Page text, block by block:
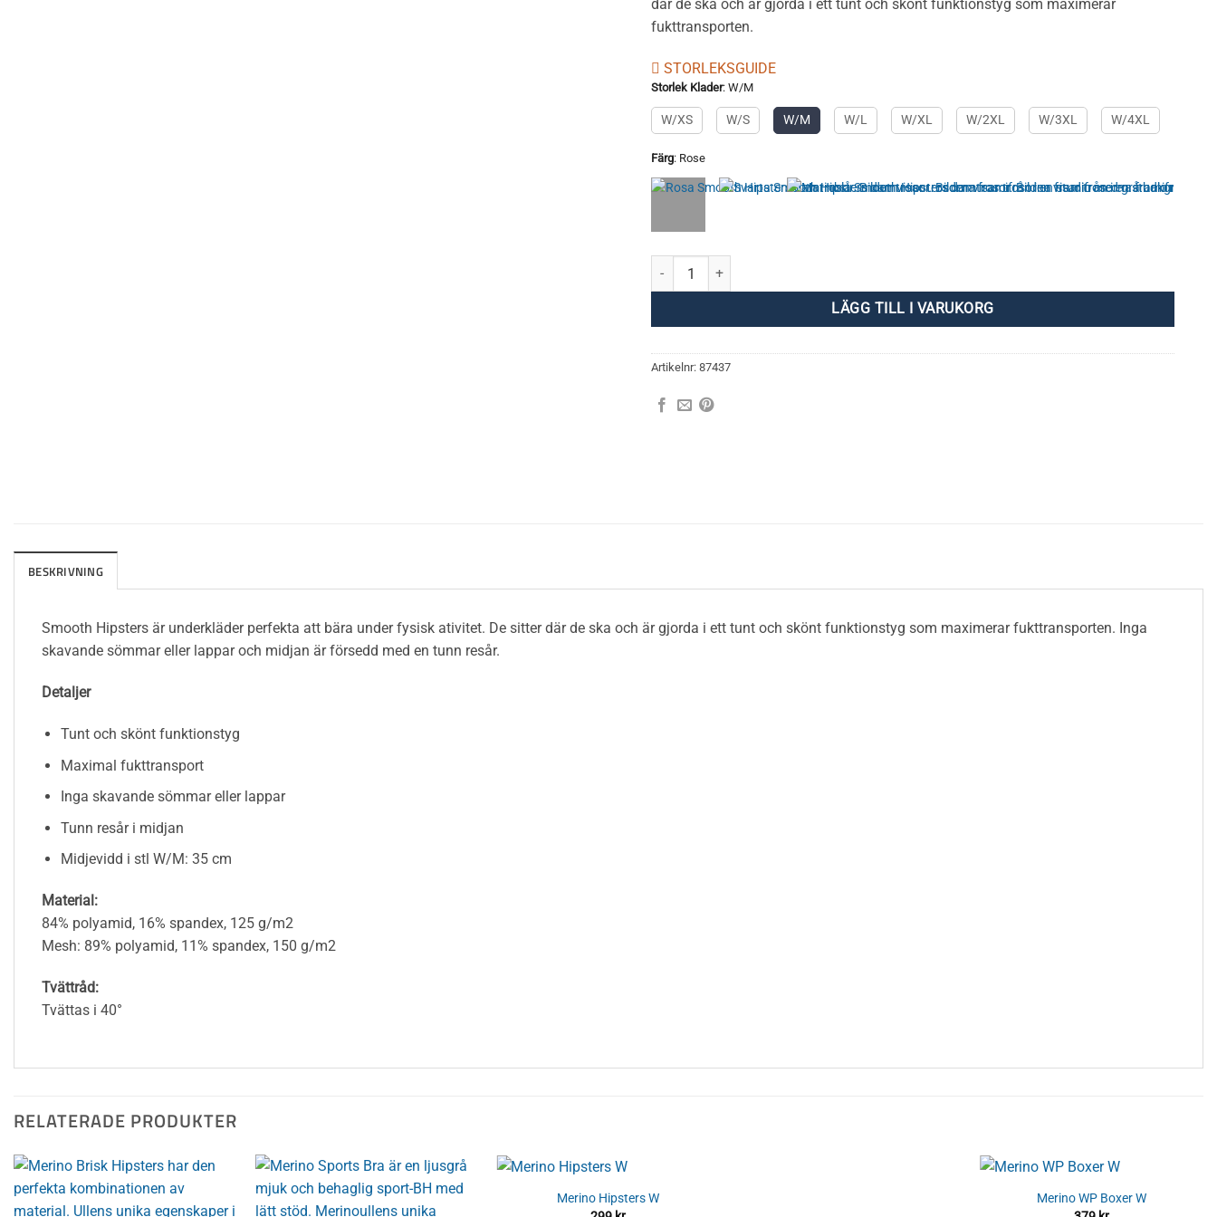
där de ska och är gjorda i ett tunt och skönt funktionstyg som maximerar
fukttransporten.
STORLEKSGUIDE
Storlek Klader: W/M
W/XS W/S W/M W/L W/XL W/2XL W/3XL W/4XL
Färg: Rose
Smooth Hipsters Women mängd
LÄGG TILL I VARUKORG
Artikelnr:87437
BESKRIVNING
Smooth Hipsters är underkläder perfekta att bära under fysisk ativitet. De sitter där de ska och är gjorda i ett tunt och skönt funktionstyg som maximerar fukttransporten. Inga
skavande sömmar eller lappar och midjan är försedd med en tunn resår.
Detaljer
Tunt och skönt funktionstyg
Maximal fukttransport
Inga skavande sömmar eller lappar
Tunn resår i midjan
Midjevidd i stl W/M: 35 cm
Material:
84% polyamid, 16% spandex, 125 g/m2
Mesh: 89% polyamid, 11% spandex, 150 g/m2
Tvättråd:
Tvättas i 40°
RELATERADE PRODUKTER
Merino Hipsters W
Merino WP Boxer W